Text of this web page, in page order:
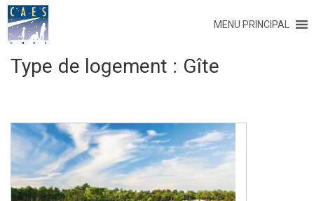
MENU PRINCIPAL
Type de logement : Gîte